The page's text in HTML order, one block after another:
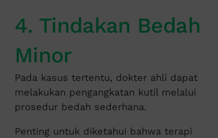
4. Tindakan Bedah
Minor
Pada kasus tertentu, dokter ahli dapat
melakukan pengangkatan kutil melalui
prosedur bedah sederhana.
Penting untuk diketahui bahwa terapi